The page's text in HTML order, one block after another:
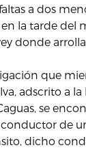
a dos
la tarde del
donde
que
adscrito a
se
de
dicho